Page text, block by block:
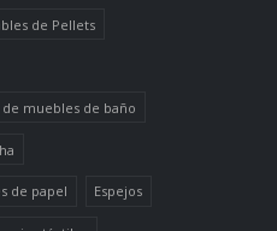
de Pellets
muebles de baño
de papel Espejos